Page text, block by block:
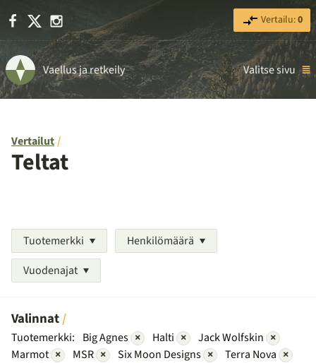
Facebook Instagram Vertailu:0
Vaellus ja retkeily Valitse sivu
Vertailut
Teltat
Tuotemerkki
Henkilömäärä
Vuodenajat
Valinnat
Tuotemerkki: Big Agnes × Halti × Jack Wolfskin ×
Marmot × MSR × Six Moon Designs × Terra Nova ×